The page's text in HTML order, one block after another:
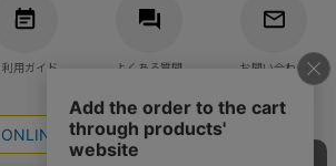
用ガイド よくある質問 お問い合わせ